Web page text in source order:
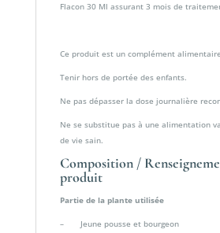
Flacon 30 Ml assurant 3 mois de
Ce produit est un complément
Tenir hors de portée des enfants.
Ne pas dépasser la dose journalière
Ne se substitue pas à une alimentation
de vie sain.
Composition /
produit
Partie de la plante utilisée
– Jeune pousse et bourgeon